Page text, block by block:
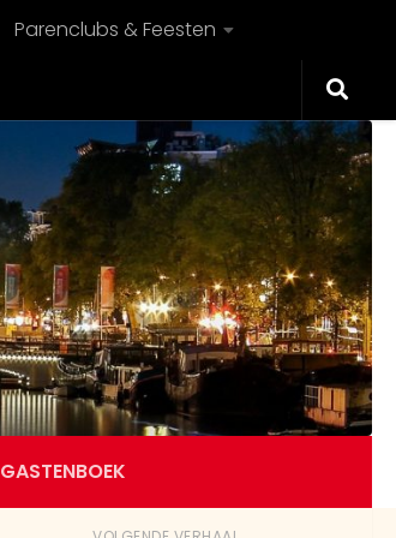
Parenclubs & Feesten
GASTENBOEK